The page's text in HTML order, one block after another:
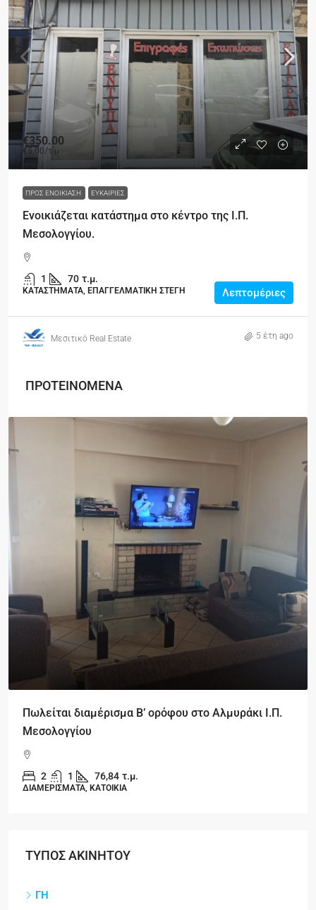
€350.00
€5.00/τ.μ
ΠΡΟΣ ΕΝΟΙΚΊΑΣΗ ΕΥΚΑΙΡΊΕΣ
Ενοικιάζεται κατάστημα στο κέντρο της Ι.Π.
Μεσολογγίου.
1 70 τ.μ.
ΚΑΤΑΣΤΗΜΑΤΑ, ΕΠΑΓΓΕΛΜΑΤΙΚΗ ΣΤΕΓΗ Λεπτομέριες
Μεσιτικό Real Estate 5 έτη ago
ΠΡΟΤΕΙΝΟΜΕΝΑ
Πωλείται διαμέρισμα Β’ ορόφου στο Αλμυράκι Ι.Π.
Μεσολογγίου
2 1 76,84 τ.μ.
ΔΙΑΜΕΡΙΣΜΑΤΑ, ΚΑΤΟΙΚΙΑ
ΤΥΠΟΣ ΑΚΙΝΗΤΟΥ
ΓΗ